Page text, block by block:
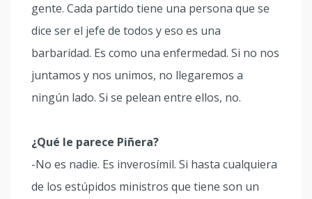
gente. Cada partido tiene una persona que se
dice ser el jefe de todos y eso es una
barbaridad. Es como una enfermedad. Si no nos
juntamos y nos unimos, no llegaremos a
ningún lado. Si se pelean entre ellos, no.
¿Qué le parece Piñera?
-No es nadie. Es inverosímil. Si hasta cualquiera
de los estúpidos ministros que tiene son un